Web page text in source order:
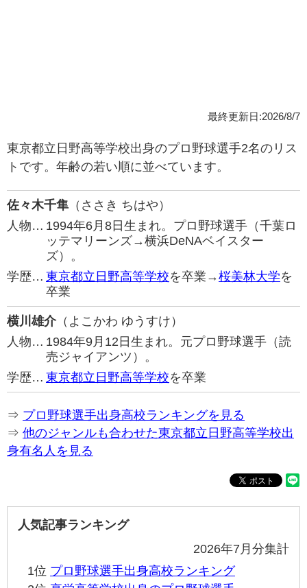
最終更新日:2026/8/7
東京都立日野高等学校出身のプロ野球選手2名のリス
トです。年齢の若い順に並べています。
佐々木千隼 （ささき ちはや）
人物… 1994年6月8日生まれ。プロ野球選手（千葉ロ
ッテマリーンズ→横浜DeNAベイスター
ズ）。
学歴… 東京都立日野高等学校を卒業→桜美林大学を
卒業
横川雄介（よこかわ ゆうすけ）
人物… 1984年9月12日生まれ。元プロ野球選手（読
売ジャイアンツ）。
学歴… 東京都立日野高等学校を卒業
⇒ プロ野球選手出身高校ランキングを見る
⇒ 他のジャンルも合わせた東京都立日野高等学校出
身有名人を見る
人気記事ランキング
2026年7月分集計
1位 プロ野球選手出身高校ランキング